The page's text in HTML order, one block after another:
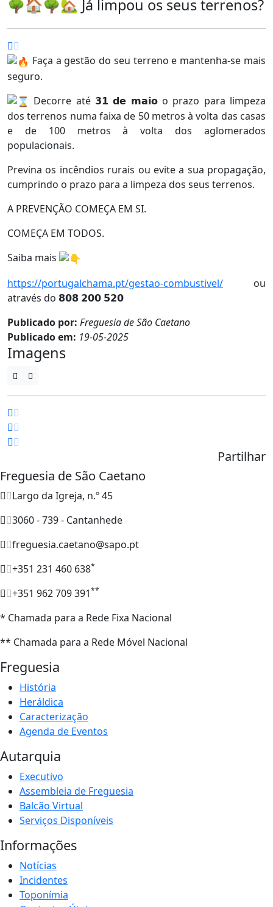
🌳🏠🌳🏡 Já limpou os seus terrenos?
Faça a gestão do seu terreno e mantenha-se mais
seguro.
Decorre até 𝟯𝟭 𝗱𝗲 𝗺𝗮𝗶𝗼 o prazo para limpeza
dos terrenos numa faixa de 50 metros à volta das casas
e de 100 metros à volta dos aglomerados
populacionais.
Previna os incêndios rurais ou evite a sua propagação,
cumprindo o prazo para a limpeza dos seus terrenos.
A PREVENÇÃO COMEÇA EM SI.
COMEÇA EM TODOS.
Saiba mais
https://portugalchama.pt/gestao-combustivel/ ou
através do 𝟴𝟬𝟴 𝟮𝟬𝟬 𝟱𝟮𝟬
Publicado por: Freguesia de São Caetano
Publicado em: 19-05-2025
Imagens
Partilhar
Freguesia de São Caetano
Largo da Igreja, n.º 45
3060 - 739 - Cantanhede
freguesia.caetano@sapo.pt
+351 231 460 638*
+351 962 709 391**
* Chamada para a Rede Fixa Nacional
** Chamada para a Rede Móvel Nacional
Freguesia
História
Heráldica
Caracterização
Agenda de Eventos
Autarquia
Executivo
Assembleia de Freguesia
Balcão Virtual
Serviços Disponíveis
Informações
Notícias
Incidentes
Toponímia